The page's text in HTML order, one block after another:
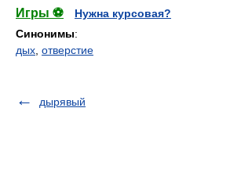
Игры ⚽
Нужна курсовая?
Синонимы:
дых отверстие
дырявый